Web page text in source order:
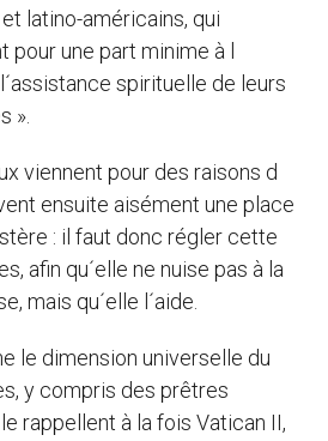
latino-américains, qui
une part minime à l
spirituelle de leurs
».
viennent pour des raisons d
ensuite aisément une place
: il faut donc régler cette
afin qu´elle ne nuise pas à la
mais qu´elle l´aide.
le dimension universelle du
y compris des prêtres
rappellent à la fois Vatican II,